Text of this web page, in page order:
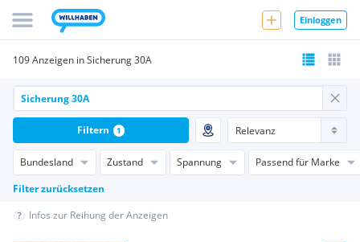
Einloggen
109 Anzeigen in Sicherung 30A
Bundesland Zustand Spannung
Passend für Marke
Filter zurücksetzen
Filtern 1
Infos zur Reihung der Anzeigen